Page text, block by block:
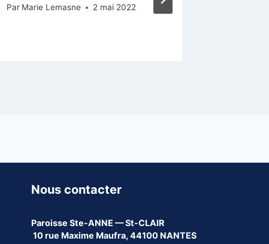
Par Marie Lemasne 2 mai 2022
Nous contacter
Paroisse Ste-ANNE — St-CLAIR
10 rue Maxime Maufra, 44100 NANTES